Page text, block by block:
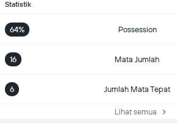
Statistik
64% Possession
16 Mata Jumlah
6 Jumlah Mata Tepat
Lihat semua